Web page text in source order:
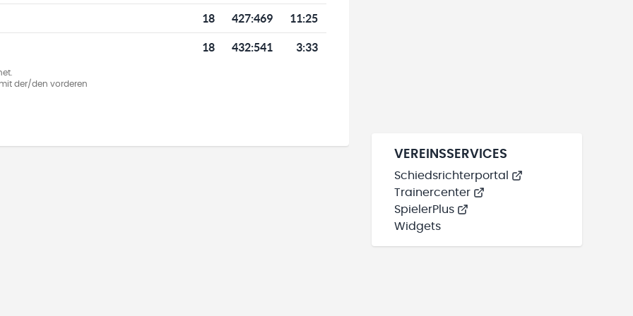
18 427:469 11:25
18 432:541 3:33
der/den vorderen
VEREINSSERVICES
Schiedsrichterportal
Trainercenter
SpielerPlus
Widgets